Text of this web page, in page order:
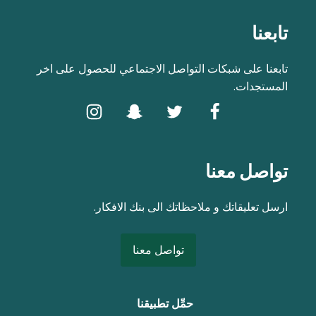
تابعنا
تابعنا على شبكات التواصل الاجتماعي للحصول على اخر
المستجدات.
تواصل معنا
ارسل تعليقاتك و ملاحظاتك الى بنك الافكار.
تواصل معنا
حمِّل تطبيقنا